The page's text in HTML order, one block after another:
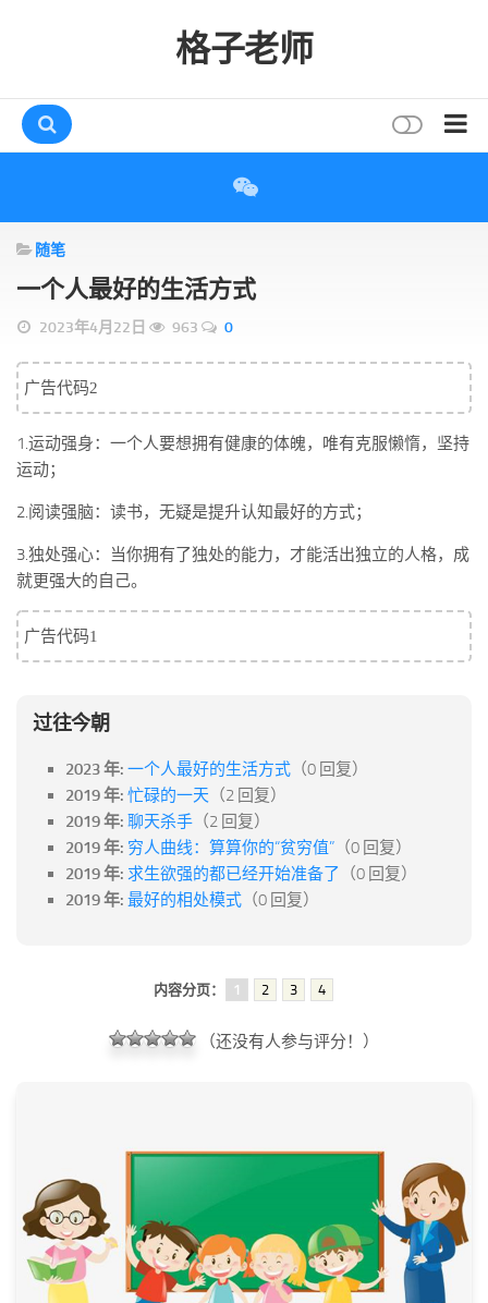
格子老师
互动
评论
打赏
读者
存档
论坛搜索
页面
关于
精品域名
友情链接
随笔
一个人最好的生活方式
2023年4月22日 963 0
广告代码2
1.运动强身：一个人要想拥有健康的体魄，唯有克服懒惰，坚持
运动；
2.阅读强脑：读书，无疑是提升认知最好的方式；
3.独处强心：当你拥有了独处的能力，才能活出独立的人格，成
就更强大的自己。
广告代码1
过往今朝
2023 年: 一个人最好的生活方式 （0 回复）
2019 年: 忙碌的一天 （2 回复）
2019 年: 聊天杀手 （2 回复）
2019 年: 穷人曲线：算算你的“贫穷值” （0 回复）
2019 年: 求生欲强的都已经开始准备了
（0 回复）
2019 年: 最好的相处模式 （0 回复）
内容分页： 1 2 3 4
（还没有人参与评分！）